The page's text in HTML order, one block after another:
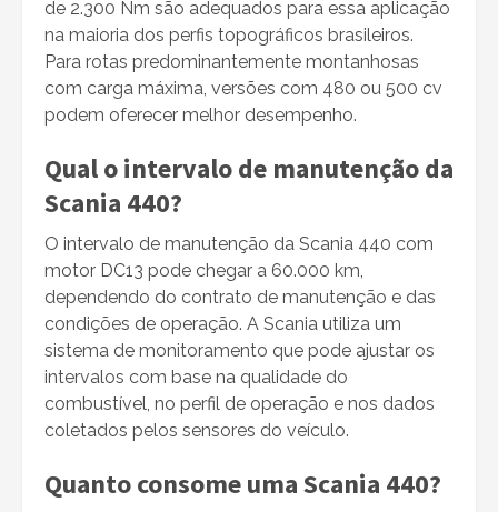
de 2.300 Nm são adequados para essa aplicação
na maioria dos perfis topográficos brasileiros.
Para rotas predominantemente montanhosas
com carga máxima, versões com 480 ou 500 cv
podem oferecer melhor desempenho.
Qual o intervalo de manutenção da
Scania 440?
O intervalo de manutenção da Scania 440 com
motor DC13 pode chegar a 60.000 km,
dependendo do contrato de manutenção e das
condições de operação. A Scania utiliza um
sistema de monitoramento que pode ajustar os
intervalos com base na qualidade do
combustível, no perfil de operação e nos dados
coletados pelos sensores do veículo.
Quanto consome uma Scania 440?